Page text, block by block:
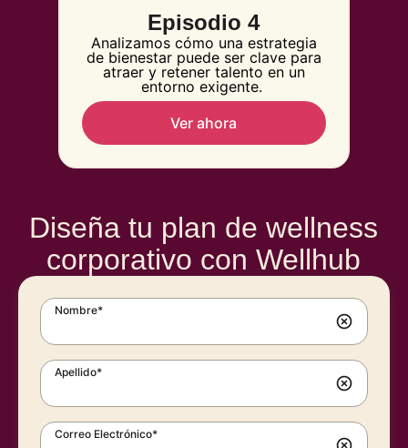
Episodio 4
Analizamos cómo una estrategia
de bienestar puede ser clave para
atraer y retener talento en un
entorno exigente.
Ver ahora
Diseña tu plan de wellness
corporativo con Wellhub
Nombre*
Apellido*
Correo Electrónico*